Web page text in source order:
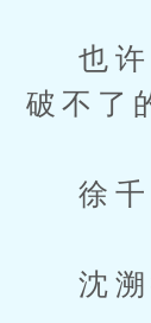
也许
破不了
徐千
沈溯